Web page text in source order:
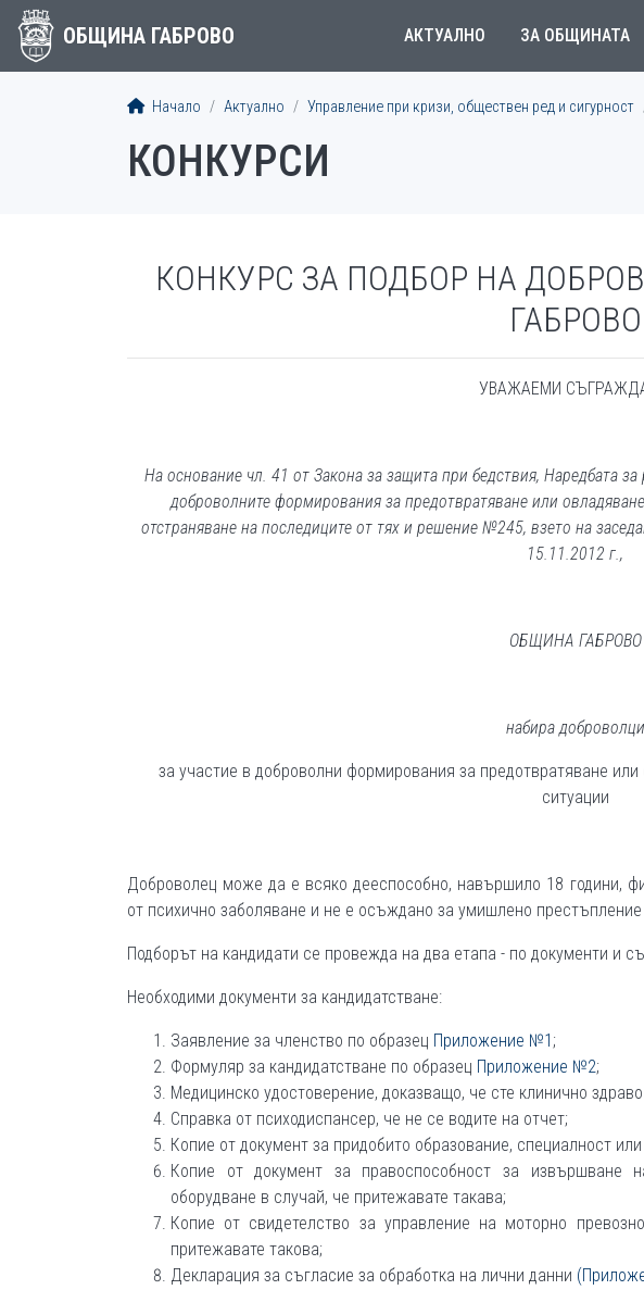
ОБЩИНА ГАБРОВО АКТУАЛНО ЗА ОБЩИНАТА
Начало Актуално Управление при кризи, обществен ред и сигурност
КОНКУРСИ
КОНКУРС ЗА ПОДБОР НА
ГАБРОВО
УВАЖАЕМИ
На основание чл. 41 от Закона за защита при бедствия, Наредбата
доброволните формирования за предотвратяване или
отстраняване на последиците от тях и решение №245, взето на
15.11.2012 г.,
ОБЩИНА ГАБРОВО
набира доброволци
за участие в доброволни формирования за предотвратяване
ситуации
Доброволец може да е всяко дееспособно, навършило 18 години,
от психично заболяване и не е осъждано за умишлено
Подборът на кандидати се провежда на два етапа - по документи и
Необходими документи за кандидатстване:
Заявление за членство по образец Приложение №1 ;
Формуляр за кандидатстване по образец Приложение №2;
Медицинско удостоверение, доказващо, че сте клинично
Справка от психодиспансер, че не се водите на отчет;
Копие от документ за придобито образование, специалност
Копие от документ за правоспособност за извършване
оборудване в случай, че притежавате такава;
Копие от свидетелство за управление на моторно
притежавате такова;
Декларация за съгласие за обработка на лични данни